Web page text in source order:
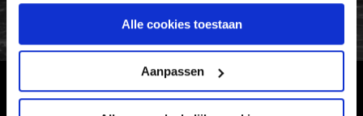
Alle cookies toestaan
Aanpassen
HOOFDSPONSOR